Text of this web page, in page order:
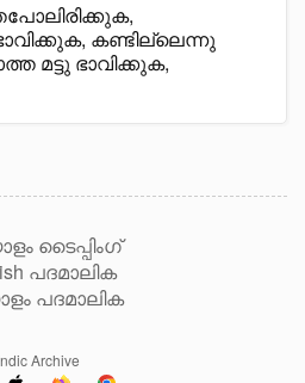
കണ്ടില്ലെന്നു
മട്ടു ഭാവിക്കുക,
ടൈപ്പിംഗ്
പദമാലിക
പദമാലിക
Archive